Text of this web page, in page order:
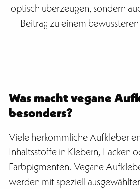
optisch überzeugen, sondern
Beitrag zu einem
Was macht vegane
besonders?
Viele herkömmliche Aufkleber
Inhaltsstoffe in Klebern, Lacken
Farbpigmenten. Vegane
werden mit speziell